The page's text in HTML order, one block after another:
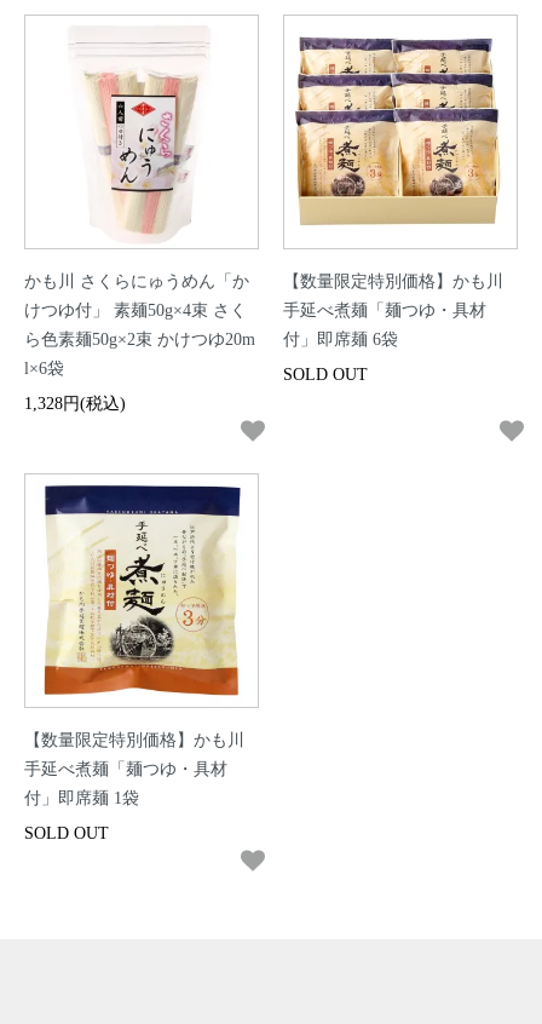
かも川 さくらにゅうめん「か
けつゆ付」 素麺50g×4束 さく
ら色素麺50g×2束 かけつゆ20m
l×6袋
1,328円(税込)
【数量限定特別価格】かも川
手延べ煮麺「麺つゆ・具材
付」即席麺 6袋
SOLD OUT
【数量限定特別価格】かも川
手延べ煮麺「麺つゆ・具材
付」即席麺 1袋
SOLD OUT